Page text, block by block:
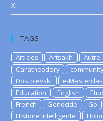
X
TAGS
Articles Artsakh Autre
Caratheodory
Dostoievski
e-
Education
English
French
Genocide Go
Histoire Intelligente